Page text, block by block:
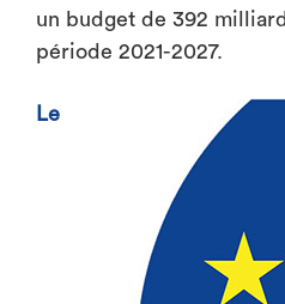
un budget de 392
période 2021-2027.
Le